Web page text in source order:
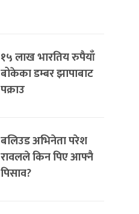
१५ लाख भारतिय रुपैयाँ
बोकेका डम्बर झापाबाट
पक्राउ
बलिउड अभिनेता परेश
रावलले किन पिए आफ्नै
पिसाव?